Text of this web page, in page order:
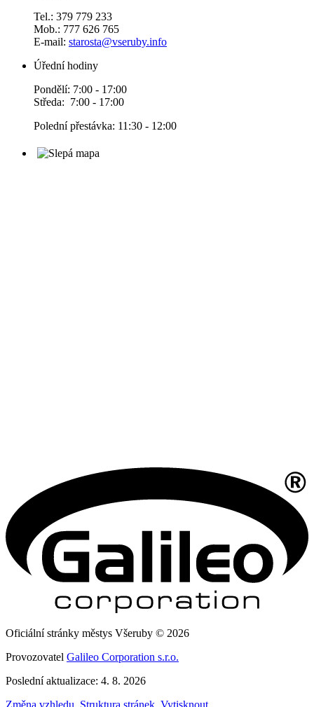
Tel.: 379 779 233
Mob.: 777 626 765
E-mail: starosta@vseruby.info
Úřední hodiny
Pondělí: 7:00 - 17:00
Středa: 7:00 - 17:00
Polední přestávka: 11:30 - 12:00
Oficiální stránky městys Všeruby © 2026
Provozovatel Galileo Corporation s.r.o.
Poslední aktualizace: 4. 8. 2026
Změna vzhledu Struktura stránek Vytisknout